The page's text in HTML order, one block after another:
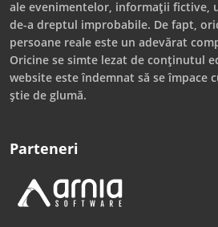
ale evenimentelor, informații fictive,
de-a dreptul improbabile. De fapt,
persoane reale este un adevărat
Oricine se simte lezat de conținutul
website este îndemnat să se împace
știe de glumă.
Parteneri